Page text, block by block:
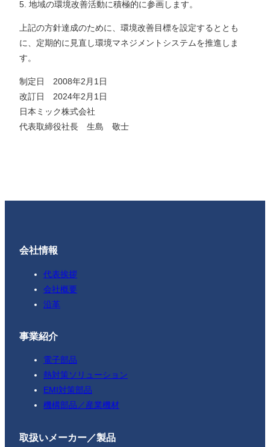
5. 地域の環境改善活動に積極的に参画します。
上記の方針達成のために、環境改善目標を設定するととも
に、定期的に見直し環境マネジメントシステムを推進しま
す。
制定日 2008年2月1日
改訂日 2024年2月1日
日本ミック株式会社
代表取締役社長 生島 敬士
会社情報
代表挨拶
会社概要
沿革
事業紹介
電子部品
熱対策ソリューション
EMI対策部品
機構部品／産業機材
取扱いメーカー／製品